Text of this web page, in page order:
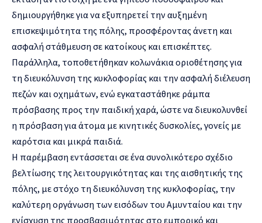
δημιουργήθηκε για να εξυπηρετεί την αυξημένη
επισκεψιμότητα της πόλης, προσφέροντας άνετη και
ασφαλή στάθμευση σε κατοίκους και επισκέπτες.
Παράλληλα, τοποθετήθηκαν κολωνάκια οριοθέτησης για
τη διευκόλυνση της κυκλοφορίας και την ασφαλή διέλευση
πεζών και οχημάτων, ενώ εγκαταστάθηκε ράμπα
πρόσβασης προς την παιδική χαρά, ώστε να διευκολυνθεί
η πρόσβαση για άτομα με κινητικές δυσκολίες, γονείς με
καρότσια και μικρά παιδιά.
Η παρέμβαση εντάσσεται σε ένα συνολικότερο σχέδιο
βελτίωσης της λειτουργικότητας και της αισθητικής της
πόλης, με στόχο τη διευκόλυνση της κυκλοφορίας, την
καλύτερη οργάνωση των εισόδων του Αμυνταίου και την
ενίσχυση της προσβασιμότητας στο εμπορικό και